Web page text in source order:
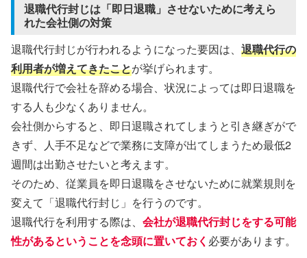
退職代行封じは「即日退職」させないために考えら
れた会社側の対策
退職代行封じが行われるようになった要因は、 退職代行の
利用者が増えてきたことが挙げられます。
退職代行で会社を辞める場合、状況によっては即日退職を
する人も少なくありません。
会社側からすると、即日退職されてしまうと引き継ぎがで
きず、人手不足などで業務に支障が出てしまうため最低2
週間は出勤させたいと考えます。
そのため、従業員を即日退職をさせないために就業規則を
変えて「退職代行封じ」を行うのです。
退職代行を利用する際は、 会社が退職代行封じをする可能
性があるということを念頭に置いておく 必要があります。